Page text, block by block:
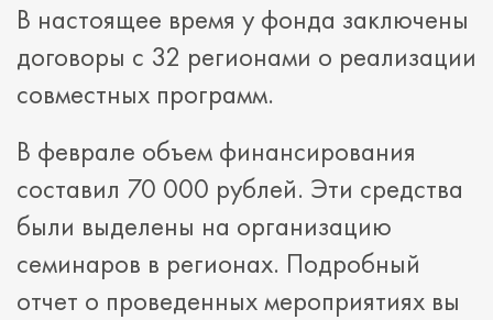
В настоящее время у фонда заключены
договоры с 32 регионами о реализации
совместных программ.
В феврале объем финансирования
составил 70 000 рублей. Эти средства
были выделены на организацию
семинаров в регионах. Подробный
отчет о проведенных мероприятиях вы